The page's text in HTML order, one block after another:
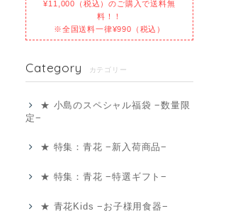
¥11,000（税込）のご購入で送料無
料！！
※全国送料一律¥990（税込）
Category カテゴリー
★ 小島のスペシャル福袋 −数量限
定−
★ 特集：青花 −新入荷商品−
★ 特集：青花 −特選ギフト−
★ 青花Kids −お子様用食器−